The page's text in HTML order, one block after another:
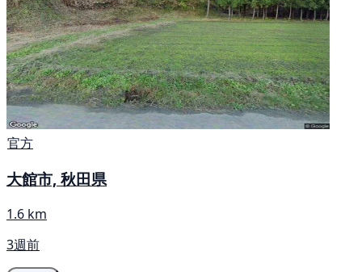
官方
大館市, 秋田県
1.6 km
3週前